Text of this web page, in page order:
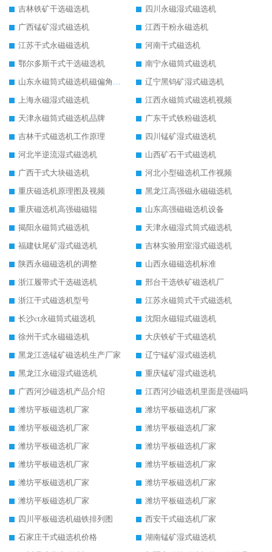
吉林铁矿干选磁选机
四川永磁湿式磁选机
广西锰矿湿式磁选机
江西干粉永磁选机
江苏干式永磁磁选机
河南干式磁选机
鄂尔多斯干式干选磁选机
南宁永磁筒式磁选机
山东永磁筒式磁选机磁偏角怎么调整
辽宁黑钨矿湿式磁选机
上海永磁湿式磁选机
江西永磁筒式磁选机视频
天津永磁筒式磁选机品牌
广东干式铁粉磁选机
吉林干式磁选机工作原理
四川锰矿湿式磁选机
河北半逆流湿式磁选机
山西矿石干式磁选机
广西干式大块磁选机
河北小型磁选机工作视频
重庆磁选机原理图及视频
黑龙江高强磁永磁磁选机
重庆磁选机高强磁磁辊
山东高强磁磁选机设备
揭阳永磁筒式磁选机
天津永磁湿式筒式磁选机
福建钛尾矿湿式磁选机
吉林实验用室湿式磁选机
陕西永磁磁选机的调整
山西永磁磁选机标准
浙江履带式干选磁选机
邢台干选铁矿磁选机厂
浙江干式磁选机型号
江苏永磁筒式干式磁选机
长沙ct永磁筒式磁选机
沈阳永磁辊式磁选机
徐州干式永磁磁选机
大庆铁矿干式磁选机
黑龙江选锰矿磁选机生产厂家
辽宁锰矿湿式磁选机
黑龙江永磁湿式磁选机
重庆锰矿湿式磁选机
广西河沙磁选机产品介绍
江西河沙磁选机里面是强磁吗
潍坊平板磁选机厂家
潍坊平板磁选机厂家
潍坊平板磁选机厂家
潍坊平板磁选机厂家
潍坊平板磁选机厂家
潍坊平板磁选机厂家
潍坊平板磁选机厂家
潍坊平板磁选机厂家
潍坊平板磁选机厂家
潍坊平板磁选机厂家
潍坊平板磁选机厂家
潍坊平板磁选机厂家
四川平板磁选机磁铁排列图
西安干式磁选机厂家
石家庄干式磁选机价格
湖南锰矿湿式磁选机